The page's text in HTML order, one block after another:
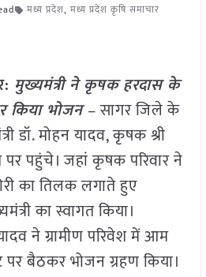
मध्य प्रदेश, मध्य प्रदेश कृषि समाचार
मुख्यमंत्री ने कृषक हरदास के
किया भोजन– सागर जिले के
डॉ. मोहन यादव, कृषक श्री
पहुंचे। जहां कृषक परिवार ने
का तिलक लगाते हुए
का स्वागत किया।
ने ग्रामीण परिवेश में आम
बैठकर भोजन ग्रहण किया।